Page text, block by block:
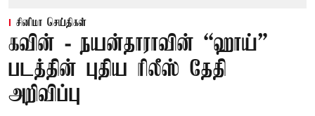
சினிமா செய்திகள்
கவின் - நயன்தாராவின் “ஹாய்”
படத்தின் புதிய ரிலீஸ் தேதி
அறிவிப்பு